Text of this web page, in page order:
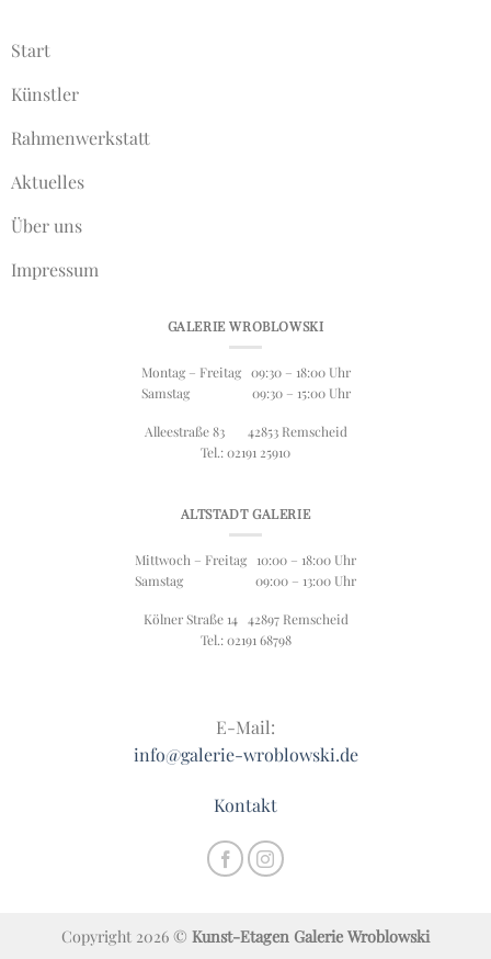
Start
Künstler
Rahmenwerkstatt
Aktuelles
Über uns
Impressum
GALERIE WROBLOWSKI
Montag – Freitag 09:30 – 18:00 Uhr
Samstag 09:30 – 15:00 Uhr
Alleestraße 83 42853 Remscheid
Tel.: 02191 25910
ALTSTADT GALERIE
Mittwoch – Freitag 10:00 – 18:00 Uhr
Samstag 09:00 – 13:00 Uhr
Kölner Straße 14 42897 Remscheid
Tel.: 02191 68798
E-Mail:
info@galerie-wroblowski.de
Kontakt
Copyright 2026 © Kunst-Etagen Galerie Wroblowski